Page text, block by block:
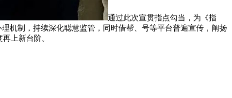
通过此次宣贯指点勾当，为《指
机制，持续深化聪慧监管，同时借帮、号等平台普遍宣传，阐扬
上新台阶。